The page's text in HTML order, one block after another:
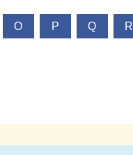
O P Q R